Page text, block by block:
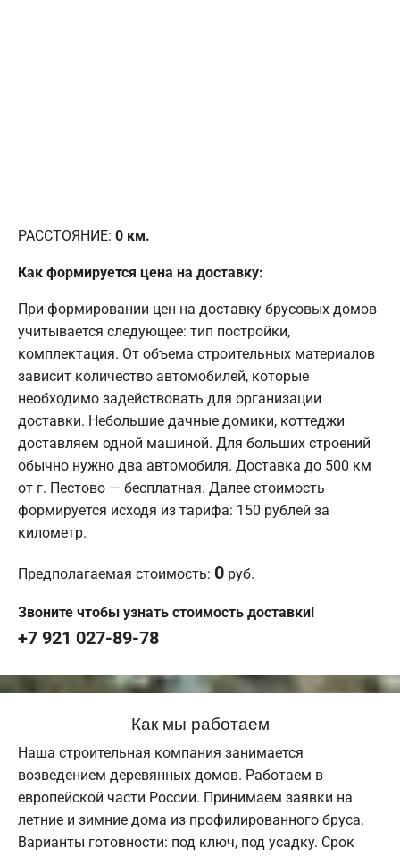
РАССТОЯНИЕ: 0 км.
Как формируется цена на доставку:
При формировании цен на доставку брусовых домов
учитывается следующее: тип постройки,
комплектация. От объема строительных материалов
зависит количество автомобилей, которые
необходимо задействовать для организации
доставки. Небольшие дачные домики, коттеджи
доставляем одной машиной. Для больших строений
обычно нужно два автомобиля. Доставка до 500 км
от г. Пестово — бесплатная. Далее стоимость
формируется исходя из тарифа: 150 рублей за
километр.
Предполагаемая стоимость: 0 руб.
Звоните чтобы узнать стоимость доставки!
+7 921 027-89-78
Как мы работаем
Наша строительная компания занимается
возведением деревянных домов. Работаем в
европейской части России. Принимаем заявки на
летние и зимние дома из профилированного бруса.
Варианты готовности: под ключ, под усадку. Срок